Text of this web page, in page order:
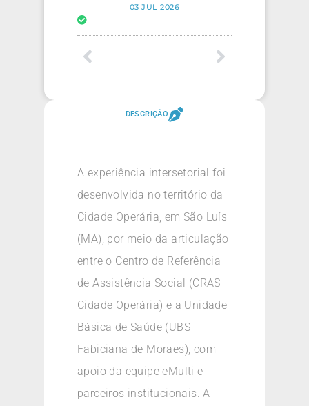
03 JUL 2026
DESCRIÇÃO
A experiência intersetorial foi
desenvolvida no território da
Cidade Operária, em São Luís
(MA), por meio da articulação
entre o Centro de Referência
de Assistência Social (CRAS
Cidade Operária) e a Unidade
Básica de Saúde (UBS
Fabiciana de Moraes), com
apoio da equipe eMulti e
parceiros institucionais. A